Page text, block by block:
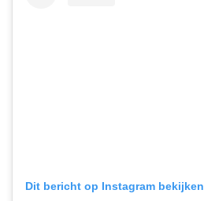
Dit bericht op Instagram bekijken